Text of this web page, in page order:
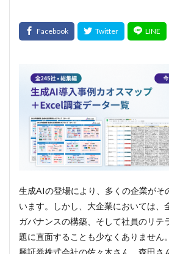
生成AIの登場により、多くの企業がそ
います。しかし、大企業においては、
ガバナンスの構築、そして社員のリテ
題に直面することも少なくありません
興証券株式会社の佐々木さん、森田さ